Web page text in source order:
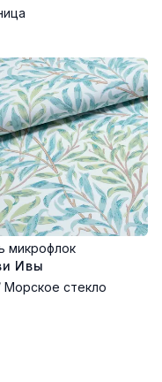
микрофлок
Ивы
Морское стекло